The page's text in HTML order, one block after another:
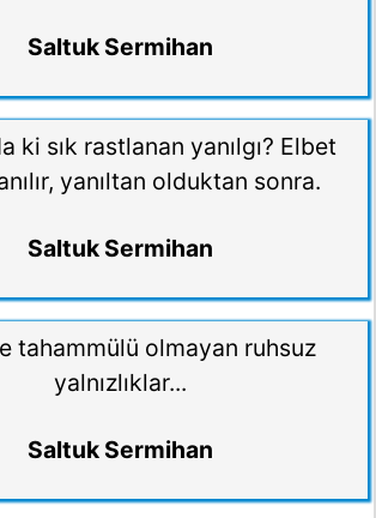
Saltuk Sermihan
ki sık rastlanan yanılgı? Elbet
yanıltan olduktan sonra.
Saltuk Sermihan
tahammülü olmayan ruhsuz
yalnızlıklar...
Saltuk Sermihan